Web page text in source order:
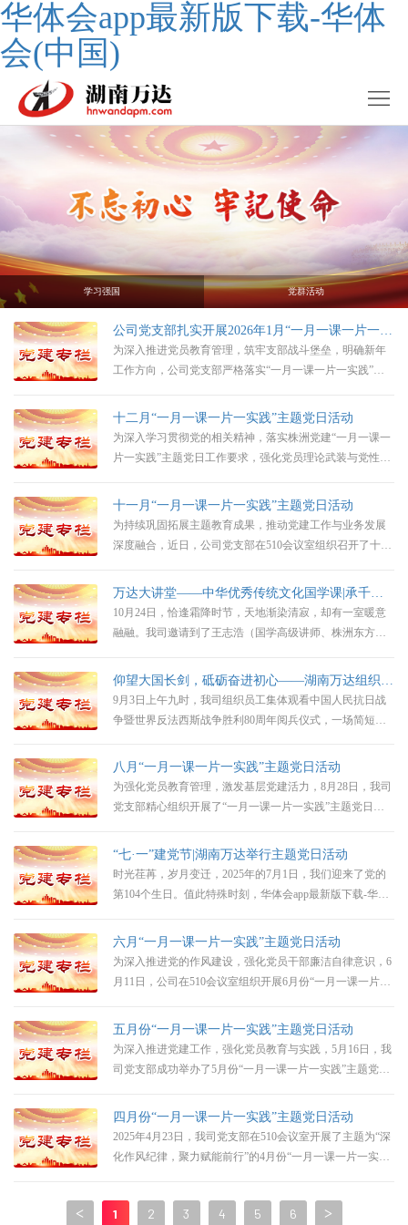
华体会app最新版下载-华体
会(中国)
学习强国 党群活动
公司党支部扎实开展2026年1月“一月一课一片一实践”主题党日活动
为深入推进党员教育管理，筑牢支部战斗堡垒，明确新年
工作方向，公司党支部严格落实“一月一课一片一实践”工
主题党日活动。本次活动应到党员11人，实到10人（1人请
假），全体参会党员以饱满的热情投入学习研讨，凝聚起
奋进2026年的强大合力。
十二月“一月一课一片一实践”主题党日活动
为深入学习贯彻党的相关精神，落实株洲党建“一月一课一
片一实践”主题党日工作要求，强化党员理论武装与党性修
月份主题党日活动，全体11名党员悉数到场，以饱满的热
情投入到学习实践中。
十一月“一月一课一片一实践”主题党日活动
为持续巩固拓展主题教育成果，推动党建工作与业务发展
深度融合，近日，公司党支部在510会议室组织召开了十一
堂，通过“学习理论、观看影片、部署实践”三个环节，深
化思想认识，汲取奋进力量，明确行动方向。
万达大讲堂——中华优秀传统文化国学课|承千年文脉，启人生智慧
10月24日，恰逢霜降时节，天地渐染清寂，却有一室暖意
融融。我司邀请到了王志浩（国学高级讲师、株洲东方龙
天地规律，得自在人生”为旨，携公司同仁齐聚一堂，共赴
一场中华优秀传统文化的雅集之约。当千年文脉与咨询智
慧相遇，便在这霜华浸染的时节，碰撞出别样的思想火
9月3日上午九时，我司组织员工集体观看中国人民抗日战
争暨世界反法西斯战争胜利80周年阅兵仪式，一场简短却
爱国教育。
八月“一月一课一片一实践”主题党日活动
为强化党员教育管理，激发基层党建活力，8月28日，我司
党支部精心组织开展了“一月一课一片一实践”主题党日活
的方式，为全体党员带来了一场思想与行动的双重洗礼。
“七·一”建党节|湖南万达举行主题党日活动
时光荏苒，岁月变迁，2025年的7月1日，我们迎来了党的
第104个生日。值此特殊时刻，华体会app最新版下载-华体
了一次正风气、学“中央八项规定”的主题党日活动，并号
召全员参会，将党的精神与企业发展紧密相连。
六月“一月一课一片一实践”主题党日活动
为深入推进党的作风建设，强化党员干部廉洁自律意识，6
月11日，公司在510会议室组织开展6月份“一月一课一片一
建设”与“廉洁自律”核心主题，通过“第一议题”学习、案例
警示教育、专题影片观看三大环节，扎实开展理论学习与
思想淬炼，为公司高质量发展注入红色动能。
五月份“一月一课一片一实践”主题党日活动
为深入推进党建工作，强化党员教育与实践，5月16日，我
司党支部成功举办了5月份“一月一课一片一实践”主题党日
四月份“一月一课一片一实践”主题党日活动
2025年4月23日，我司党支部在510会议室开展了主题为“深
化作风纪律，聚力赋能前行”的4月份“一月一课一片一实
< 1 2 3 4 5 6 >